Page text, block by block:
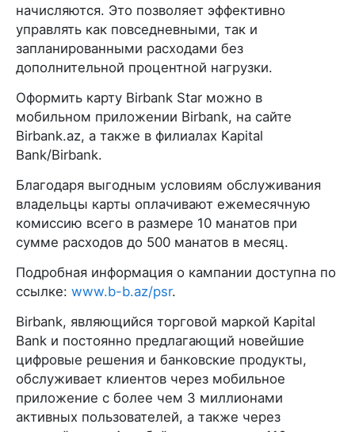
начисляются. Это позволяет эффективно
управлять как повседневными, так и
запланированными расходами без
дополнительной процентной нагрузки.
Оформить карту Birbank Star можно в
мобильном приложении Birbank, на сайте
Birbank.az, а также в филиалах Kapital
Bank/Birbank.
Благодаря выгодным условиям обслуживания
владельцы карты оплачивают ежемесячную
комиссию всего в размере 10 манатов при
сумме расходов до 500 манатов в месяц.
Подробная информация о кампании доступна по
ссылке: www.b-b.az/psr.
Birbank, являющийся торговой маркой Kapital
Bank и постоянно предлагающий новейшие
цифровые решения и банковские продукты,
обслуживает клиентов через мобильное
приложение с более чем 3 миллионами
активных пользователей, а также через